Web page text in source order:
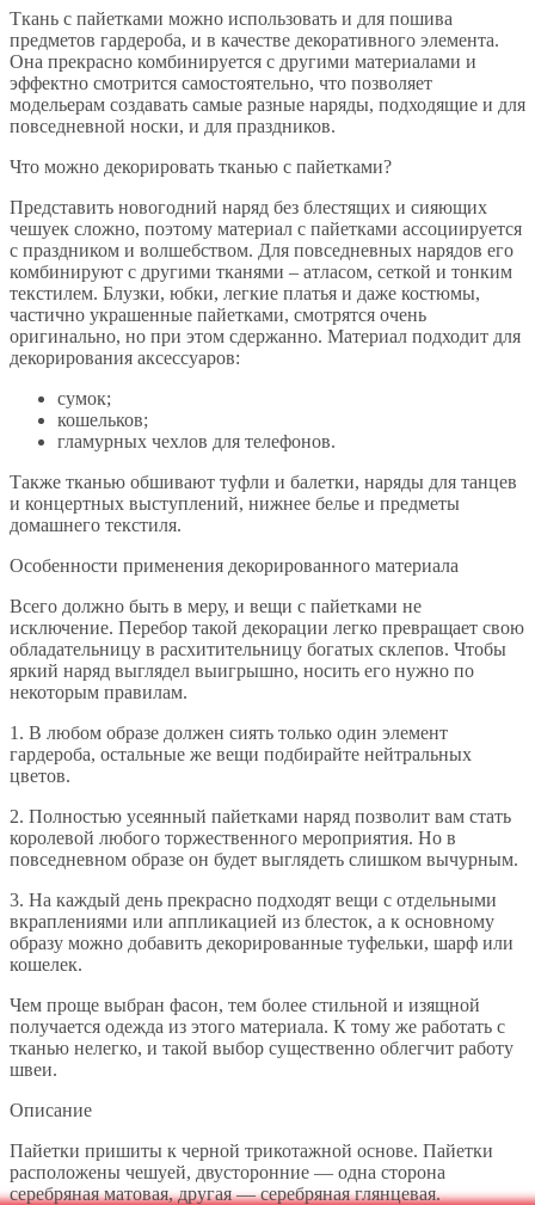
Ткань с пайетками можно использовать и для пошива
предметов гардероба, и в качестве декоративного элемента.
Она прекрасно комбинируется с другими материалами и
эффектно смотрится самостоятельно, что позволяет
модельерам создавать самые разные наряды, подходящие и для
повседневной носки, и для праздников.
Что можно декорировать тканью с пайетками?
Представить новогодний наряд без блестящих и сияющих
чешуек сложно, поэтому материал с пайетками ассоциируется
с праздником и волшебством. Для повседневных нарядов его
комбинируют с другими тканями – атласом, сеткой и тонким
текстилем. Блузки, юбки, легкие платья и даже костюмы,
частично украшенные пайетками, смотрятся очень
оригинально, но при этом сдержанно. Материал подходит для
декорирования аксессуаров:
сумок;
кошельков;
гламурных чехлов для телефонов.
Также тканью обшивают туфли и балетки, наряды для танцев
и концертных выступлений, нижнее белье и предметы
домашнего текстиля.
Особенности применения декорированного материала
Всего должно быть в меру, и вещи с пайетками не
исключение. Перебор такой декорации легко превращает свою
обладательницу в расхитительницу богатых склепов. Чтобы
яркий наряд выглядел выигрышно, носить его нужно по
некоторым правилам.
1. В любом образе должен сиять только один элемент
гардероба, остальные же вещи подбирайте нейтральных
цветов.
2. Полностью усеянный пайетками наряд позволит вам стать
королевой любого торжественного мероприятия. Но в
повседневном образе он будет выглядеть слишком вычурным.
3. На каждый день прекрасно подходят вещи с отдельными
вкраплениями или аппликацией из блесток, а к основному
образу можно добавить декорированные туфельки, шарф или
кошелек.
Чем проще выбран фасон, тем более стильной и изящной
получается одежда из этого материала. К тому же работать с
тканью нелегко, и такой выбор существенно облегчит работу
швеи.
Описание
Пайетки пришиты к черной трикотажной основе. Пайетки
расположены чешуей, двусторонние — одна сторона
серебряная матовая, другая — серебряная глянцевая.